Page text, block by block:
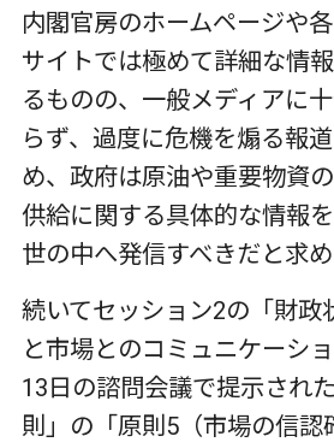
内閣官房のホームページや
サイトでは極めて詳細な情
るものの、一般メディアに
らず、過度に危機を煽る報
め、政府は原油や重要物資
供給に関する具体的な情報
世の中へ発信すべきだと求め
続いてセッション2の「財政
と市場とのコミュニケーシ
13日の諮問会議で提示され
則」の「原則5（市場の信認